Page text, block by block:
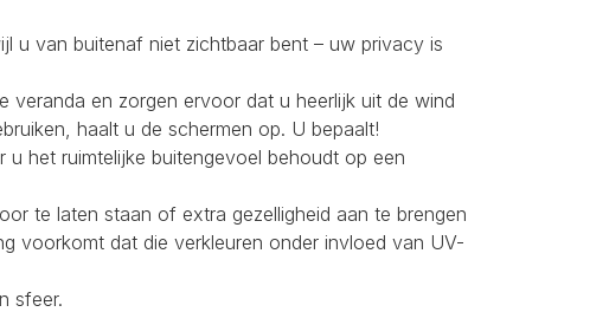
u van buitenaf niet zichtbaar bent – uw privacy is
en zorgen ervoor dat u heerlijk uit de wind
haalt u de schermen op. U bepaalt!
het ruimtelijke buitengevoel behoudt op een
te laten staan of extra gezelligheid aan te brengen
voorkomt dat die verkleuren onder invloed van UV-
sfeer.